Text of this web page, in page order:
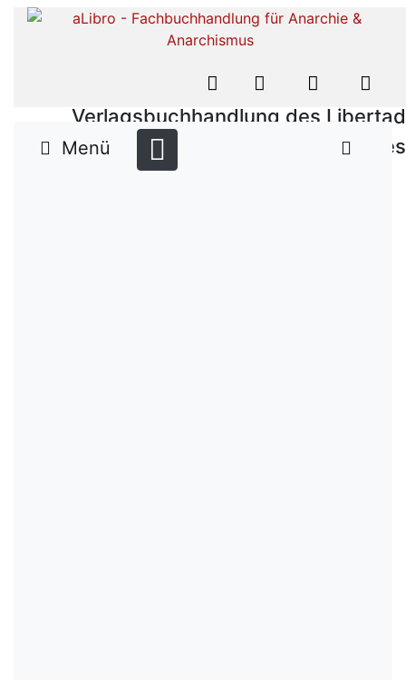
Verlagsbuchhandlung des Libertad
Verlages
Menü